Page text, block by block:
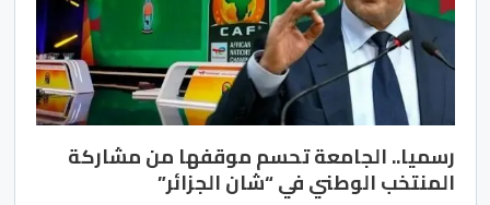
رسميا.. الجامعة تحسم موقفها من مشاركة
المنتخب الوطني في “شان الجزائر”